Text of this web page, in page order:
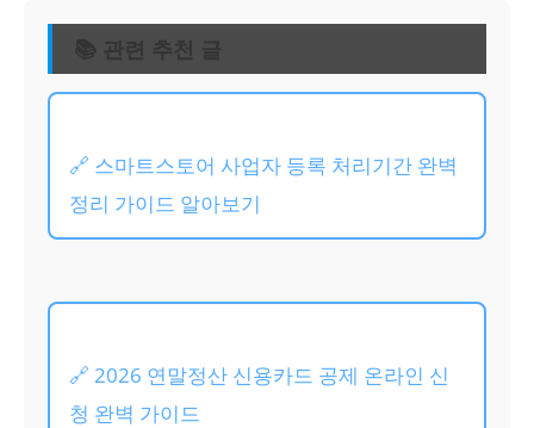
📚 관련 추천 글
🔗 스마트스토어 사업자 등록 처리기간 완벽
정리 가이드 알아보기
🔗 2026 연말정산 신용카드 공제 온라인 신
청 완벽 가이드